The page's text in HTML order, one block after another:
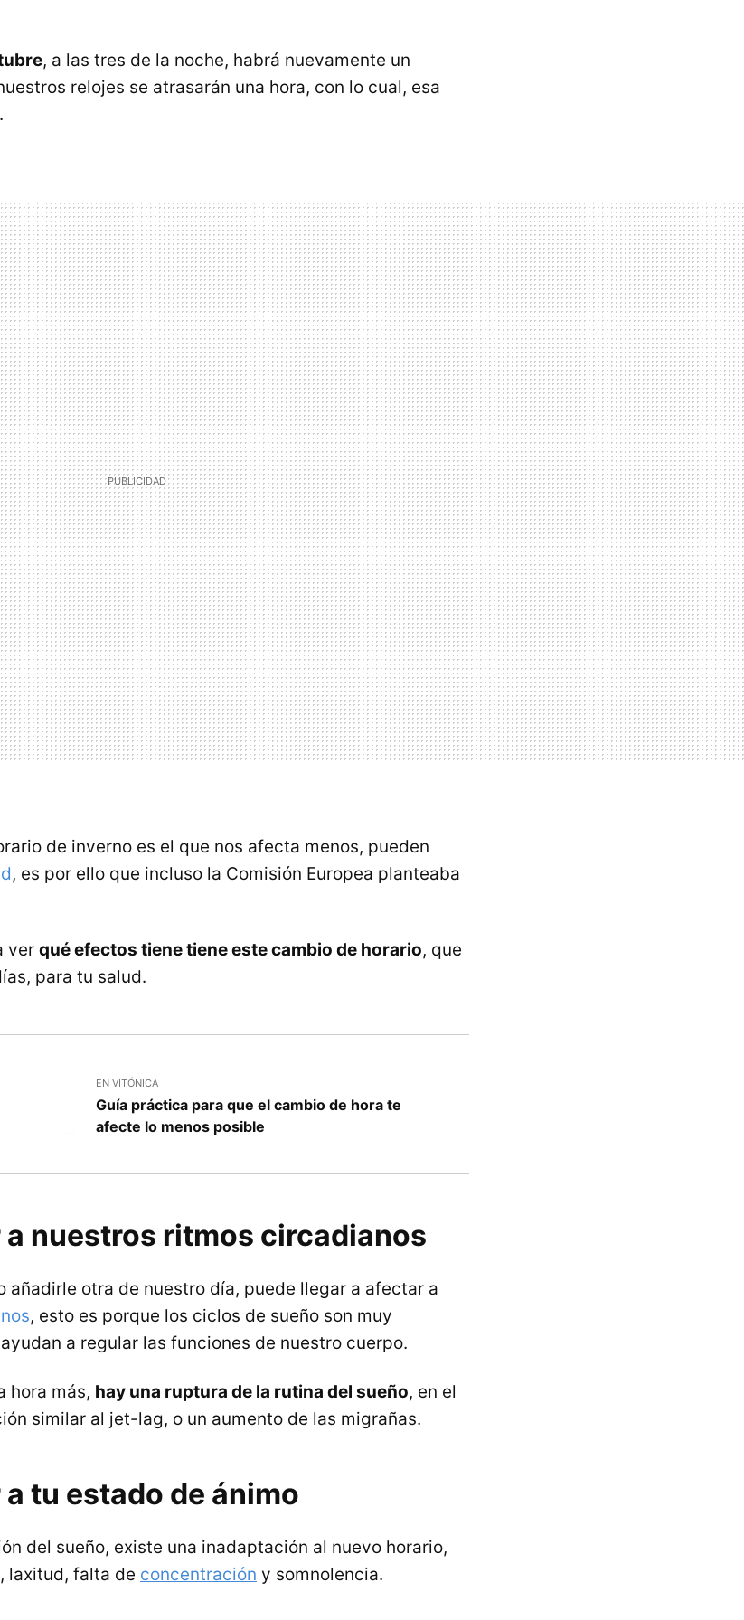
, a las tres de la noche, habrá nuevamente un
relojes se atrasarán una hora, con lo cual, esa
de inverno es el que nos afecta menos, pueden
, es por ello que incluso la Comisión Europea planteaba
ver qué efectos tiene tiene este cambio de horario, que
para tu salud.
EN VITÓNICA
Guía práctica para que el cambio de hora te
afecte lo menos posible
a nuestros ritmos circadianos
añadirle otra de nuestro día, puede llegar a afectar a
, esto es porque los ciclos de sueño son muy
a regular las funciones de nuestro cuerpo.
hora más, hay una ruptura de la rutina del sueño, en el
similar al jet-lag, o un aumento de las migrañas.
tu estado de ánimo
del sueño, existe una inadaptación al nuevo horario,
laxitud, falta de concentración y somnolencia.